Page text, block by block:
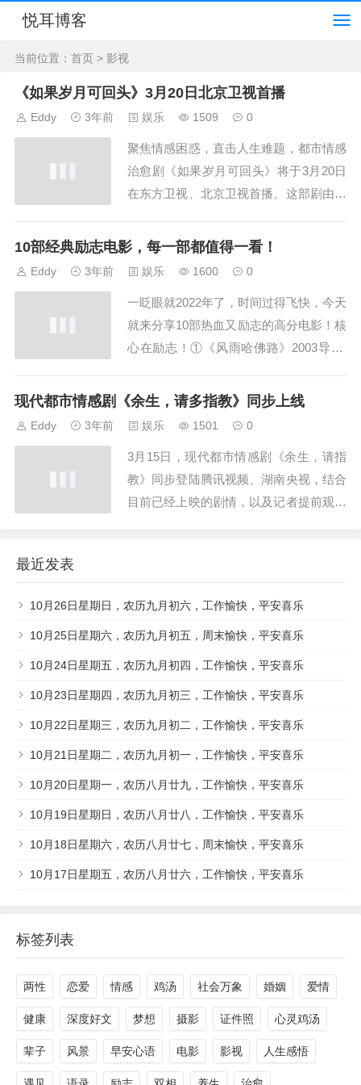
悦耳博客
当前位置： 首页 > 影视
《如果岁月可回头》3月20日北京卫视首播
Eddy 3年前 娱乐 1509 0
聚焦情感困惑，直击人生难题，都市情感
治愈剧《如果岁月可回头》将于3月20日
在东方卫视、北京卫视首播。这部剧由、
并执导，靳东和蒋欣领衔主演，李宗翰、
10部经典励志电影，每一部都值得一看！
Eddy 3年前 娱乐 1600 0
一眨眼就2022年了，时间过得飞快，今天
就来分享10部热血又励志的高分电影！核
心在励志！①《风雨哈佛路》2003导演:
事，故事讲述出生贫民窟不幸家庭的女
现代都市情感剧《余生，请多指教》同步上线
Eddy 3年前 娱乐 1501 0
3月15日，现代都市情感剧《余生，请指
教》同步登陆腾讯视频、湖南央视，结合
目前已经上映的剧情，以及记者提前观影
最近发表
10月26日星期日，农历九月初六，工作愉快，平安喜乐
10月25日星期六，农历九月初五，周末愉快，平安喜乐
10月24日星期五，农历九月初四，工作愉快，平安喜乐
10月23日星期四，农历九月初三，工作愉快，平安喜乐
10月22日星期三，农历九月初二，工作愉快，平安喜乐
10月21日星期二，农历九月初一，工作愉快，平安喜乐
10月20日星期一，农历八月廿九，工作愉快，平安喜乐
10月19日星期日，农历八月廿八，工作愉快，平安喜乐
10月18日星期六，农历八月廿七，周末愉快，平安喜乐
10月17日星期五，农历八月廿六，工作愉快，平安喜乐
标签列表
两性 恋爱 情感 鸡汤 社会万象 婚姻 爱情
健康 深度好文 梦想 摄影 证件照 心灵鸡汤
辈子 风景 早安心语 电影 影视 人生感悟